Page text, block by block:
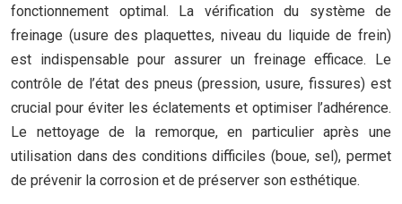
fonctionnement optimal. La vérification du système de
freinage (usure des plaquettes, niveau du liquide de frein)
est indispensable pour assurer un freinage efficace. Le
contrôle de l’état des pneus (pression, usure, fissures) est
crucial pour éviter les éclatements et optimiser l’adhérence.
Le nettoyage de la remorque, en particulier après une
utilisation dans des conditions difficiles (boue, sel), permet
de prévenir la corrosion et de préserver son esthétique.